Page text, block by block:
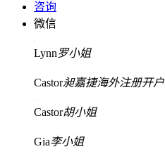
咨询
微信
Lynn罗小姐
Castor昶嘉捷海外注册开户
Castor胡小姐
Gia李小姐